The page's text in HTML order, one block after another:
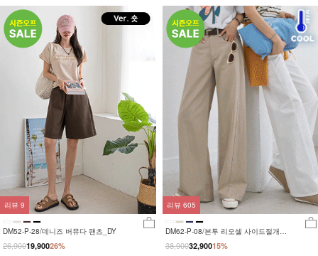
DM52-P-28/데니즈 버뮤다 팬츠_DY
26%
26,90019,900
리뷰 9
DM62-P-08/븐투 리오셀 사이드절개팬
츠_YN
15%
38,90032,900
리뷰 605